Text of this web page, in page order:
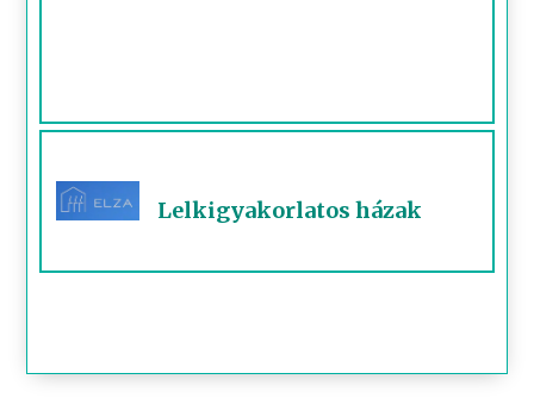
Lelkigyakorlatos házak